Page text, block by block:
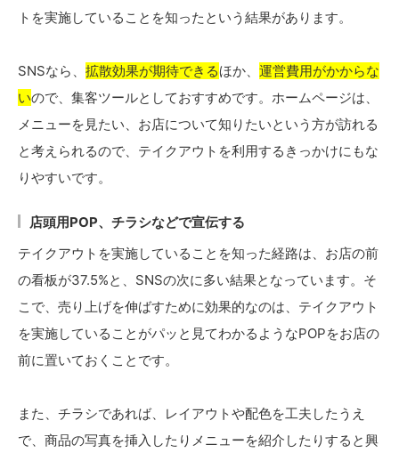
トを実施していることを知ったという結果があります。
SNSなら、 拡散効果が期待できるほか、 運営費用がかからな
いので、集客ツールとしておすすめです。ホームページは、
メニューを見たい、お店について知りたいという方が訪れる
と考えられるので、テイクアウトを利用するきっかけにもな
りやすいです。
店頭用POP、チラシなどで宣伝する
テイクアウトを実施していることを知った経路は、お店の前
の看板が37.5%と、SNSの次に多い結果となっています。そ
こで、売り上げを伸ばすために効果的なのは、テイクアウト
を実施していることがパッと見てわかるようなPOPをお店の
前に置いておくことです。
また、チラシであれば、レイアウトや配色を工夫したうえ
で、商品の写真を挿入したりメニューを紹介したりすると興